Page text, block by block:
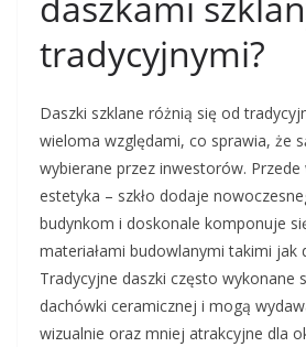
tradycyjnymi?
Daszki szklane różnią się od
wieloma względami, co sprawia, że
wybierane przez inwestorów. Przede
estetyka – szkło dodaje
budynkom i doskonale komponuje
materiałami budowlanymi takimi jak
Tradycyjne daszki często wykonane
dachówki ceramicznej i mogą
wizualnie oraz mniej atrakcyjne dla